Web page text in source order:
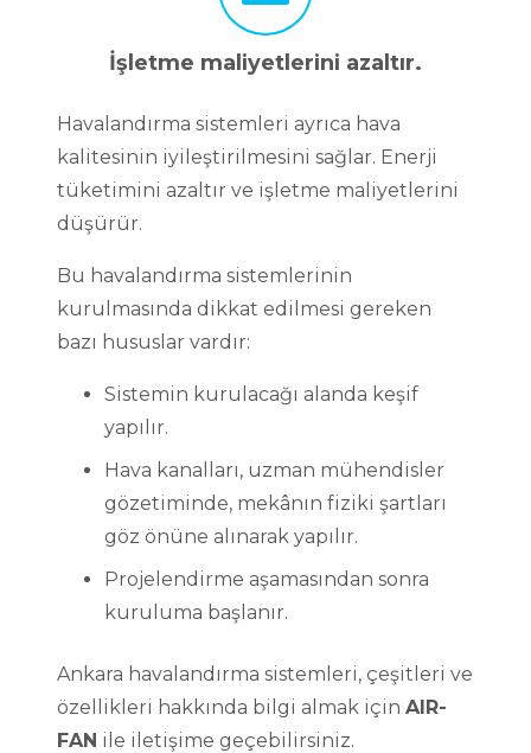
İşletme maliyetlerini azaltır.
Havalandırma sistemleri ayrıca hava
kalitesinin iyileştirilmesini sağlar. Enerji
tüketimini azaltır ve işletme maliyetlerini
düşürür.
Bu havalandırma sistemlerinin
kurulmasında dikkat edilmesi gereken
bazı hususlar vardır:
Sistemin kurulacağı alanda keşif
yapılır.
Hava kanalları, uzman mühendisler
gözetiminde, mekânın fiziki şartları
göz önüne alınarak yapılır.
Projelendirme aşamasından sonra
kuruluma başlanır.
Ankara havalandırma sistemleri, çeşitleri ve
özellikleri hakkında bilgi almak için AIR-
FAN ile iletişime geçebilirsiniz.